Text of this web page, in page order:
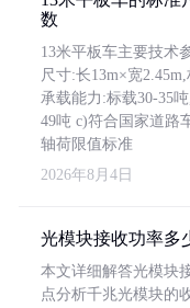
数
13米平板车主要技术
尺寸:长13m×宽
承载能力:标载30-35
49吨 c)符合国家道路
轴荷限值标准
2026年8月4日
光模块接收功率多
本文详细解答光模块
点分析千兆光模块的